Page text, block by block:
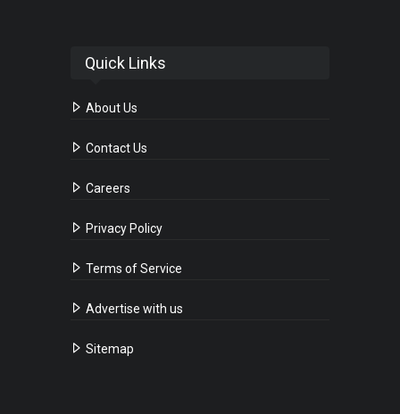
Quick Links
About Us
Contact Us
Careers
Privacy Policy
Terms of Service
Advertise with us
Sitemap